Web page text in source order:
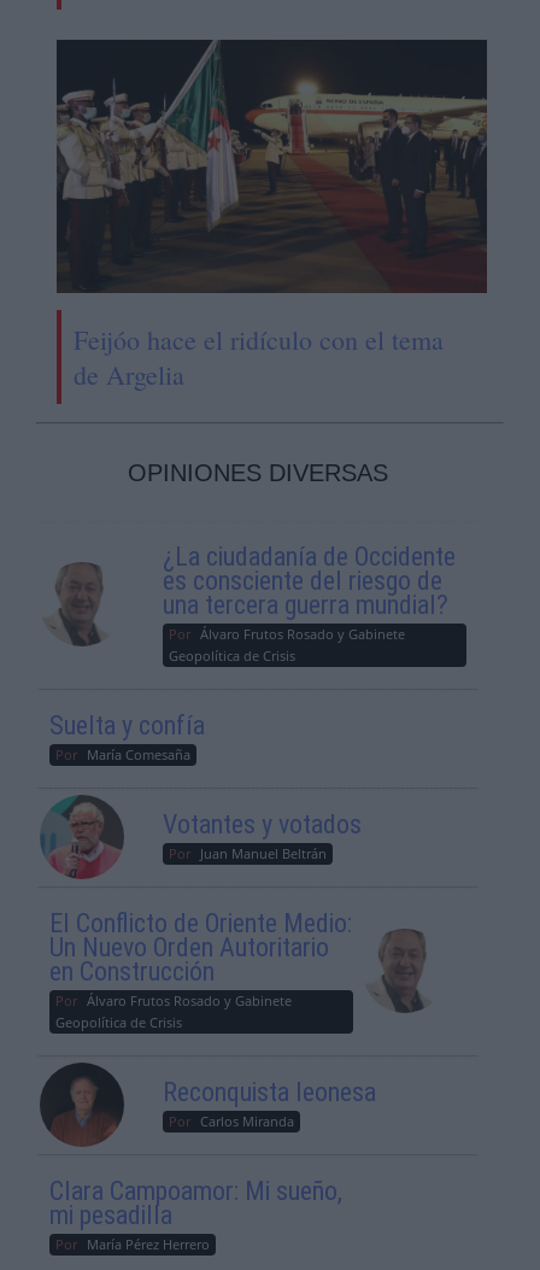
Feijóo hace el ridículo con el tema
de Argelia
OPINIONES DIVERSAS
¿La ciudadanía de Occidente
es consciente del riesgo de
una tercera guerra mundial?
Por Álvaro Frutos Rosado y Gabinete
Geopolítica de Crisis
Suelta y confía
Por María Comesaña
Votantes y votados
Por Juan Manuel Beltrán
El Conflicto de Oriente Medio:
Un Nuevo Orden Autoritario
en Construcción
Por Álvaro Frutos Rosado y Gabinete
Geopolítica de Crisis
Reconquista leonesa
Por Carlos Miranda
Clara Campoamor: Mi sueño,
mi pesadilla
Por María Pérez Herrero